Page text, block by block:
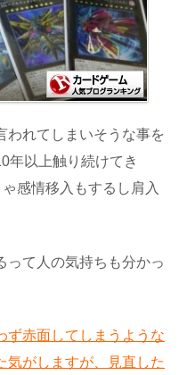
われてしまいそうな事を
年以上触り続けてき
感情移入もするし肩入
って人の気持ちも分かっ
ず赤面してしまうような
気がしますが、見直した